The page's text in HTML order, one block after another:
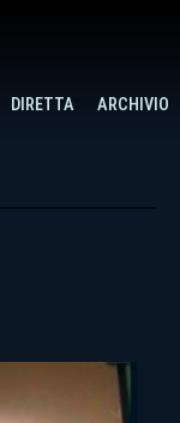
DIRETTA ARCHIVIO